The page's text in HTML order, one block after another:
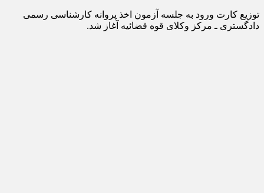
توزیع کارت ورود به جلسه آزمون اخذ پروانه کارشناسی رسمی
دادگستری ـ مرکز وکلای قوه قضائیه آغاز شد.